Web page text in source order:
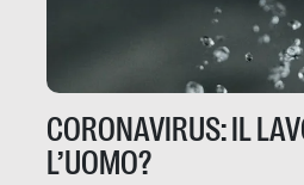
CORONAVIRUS: IL
L’UOMO?